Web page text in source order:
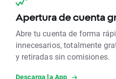
Apertura de cuenta
Abre tu cuenta de forma
innecesarios, totalmente
y retiradas sin comisiones.
Descarga la App